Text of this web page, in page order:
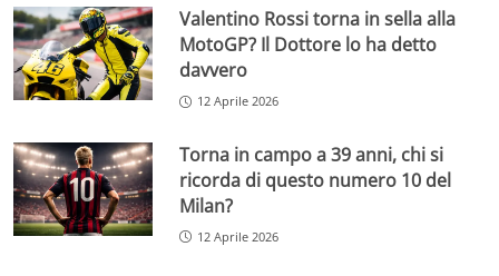
Valentino Rossi torna in sella alla
MotoGP? Il Dottore lo ha detto
davvero
12 Aprile 2026
Torna in campo a 39 anni, chi si
ricorda di questo numero 10 del
Milan?
12 Aprile 2026